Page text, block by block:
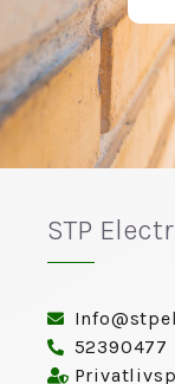
STP
52390477